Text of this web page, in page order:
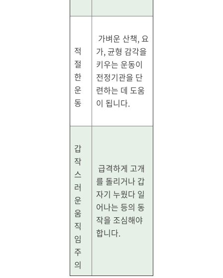
적
절
한
운
동
가벼운 산책, 요
가, 균형 감각을
키우는 운동이
전정기관을 단
련하는 데 도움
이 됩니다.
갑
작
스
러
운
움
직
임
주
의
급격하게 고개
를 돌리거나 갑
자기 누웠다 일
어나는 등의 동
작을 조심해야
합니다.